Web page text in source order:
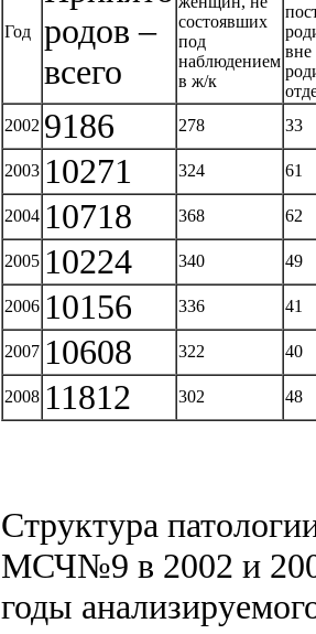
Год
родов –
всего
состоявших
под
наблюдением
в ж/к
вне
2002 9186 278 33
2003 10271 324 61
2004 10718 368 62
2005 10224 340 49
2006 10156 336 41
2007 10608 322 40
2008 11812 302 48
Структура
МСЧ№9 в 2002 и
годы